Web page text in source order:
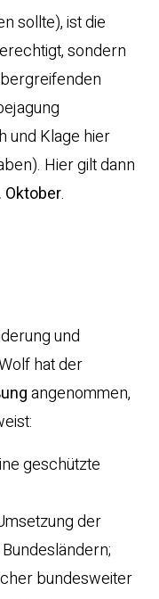
sollte), ist die
sondern
und Klage hier
Hier gilt dann
Oktober.
und
hat der
angenommen,
geschützte
der
bundesweiter